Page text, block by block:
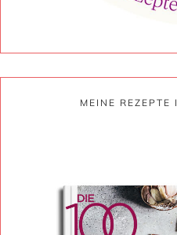
MEINE REZEPTE